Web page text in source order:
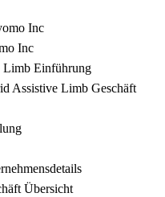
Inc
Inc
Limb Einführung
Assistive Limb Geschäft
Übersicht